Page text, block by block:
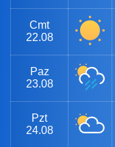
Cmt
22.08
Paz
23.08
Pzt
24.08